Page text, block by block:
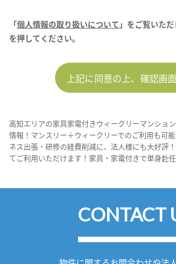
「個人情報の取り扱いについて 」をご覧いただ
を押してください。
高知エリアの家具家電付きウィークリーマンショ
情報！マンスリー＋ウィークリーでのご利用も可
ネス出張・研修の経費削減に、法人様にも大好評
てご利用いただけます！家具・家電付きで単身赴任
CONTACT